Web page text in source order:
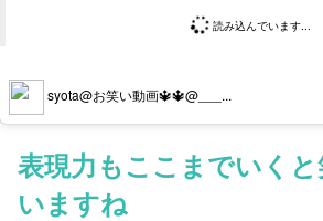
読み込んでいます...
syota@お笑い動画🔱🔱@___...
表現力もここまでいく
いますね